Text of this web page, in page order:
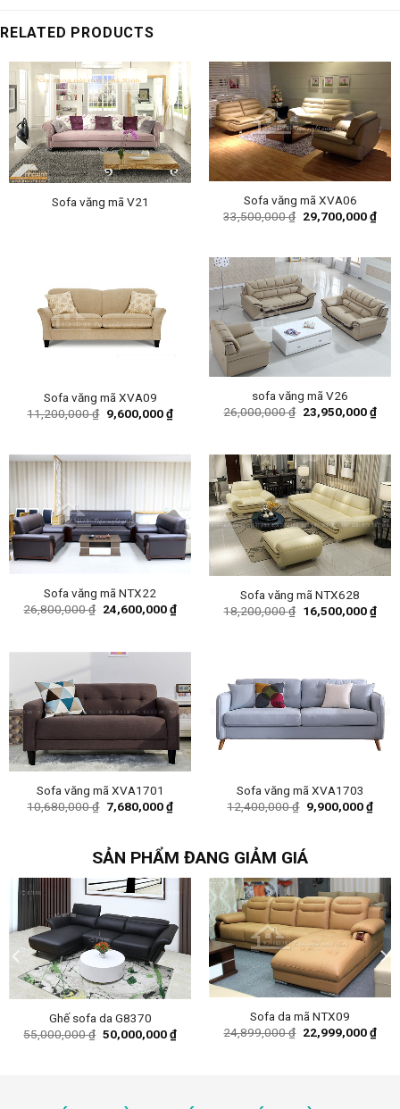
RELATED PRODUCTS
Sofa văng mã V21
Sofa văng mã XVA06
33,500,000₫ Original
price
29,700,000₫
Sofa văng mã XVA09
11,200,000₫ Original
price
9,600,000₫Current
price
sofa văng mã V26
26,000,000₫ Original
price
23,950,000₫
Sofa văng mã NTX22
26,800,000₫ Original
price
24,600,000₫Current
price
Sofa văng mã NTX628
18,200,000₫ Original
price
16,500,000₫
Sofa văng mã XVA1701
10,680,000₫ Original
price
7,680,000₫Current
price
Sofa văng mã XVA1703
12,400,000₫ Original
price
9,900,000₫
price
SẢN PHẨM ĐANG GIẢM GIÁ
Ghế sofa da G8370
55,000,000₫ Original
price
50,000,000₫Current
price
Sofa da mã NTX09
24,899,000₫ Original
price
22,999,000₫